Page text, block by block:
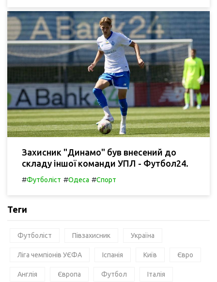
Захисник "Динамо" був внесений до
складу іншої команди УПЛ - Футбол24.
#Футболіст #Одеса #Спорт
Теги
Футболіст Півзахисник Україна
Ліга чемпіонів УЄФА Іспанія Київ Євро
Англія Європа Футбол Італія